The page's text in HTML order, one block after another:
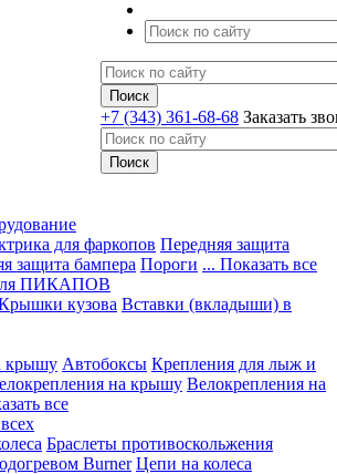
+7 (343) 361-68-68 Заказать
для фаркопов Передняя защита
защита бампера Пороги ... Показать все
ПИКАПОВ
кузова Вставки (вкладыши) в
крышу Автобоксы Крепления для лыж и
на крышу Велокрепления на
все
Браслеты противоскольжения
Burner Цепи на колеса